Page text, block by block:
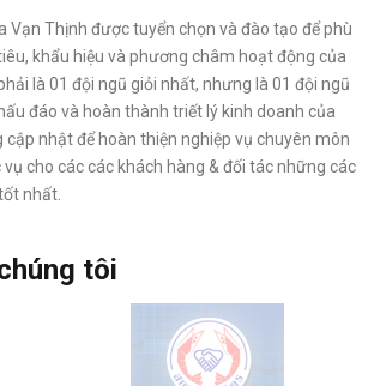
Vạn Thịnh được tuyển chọn và đào tạo để phù
khẩu hiệu và phương châm hoạt động của
là 01 đội ngũ giỏi nhất, nhưng là 01 đội ngũ
đáo và hoàn thành triết lý kinh doanh của
cập nhật để hoàn thiện nghiệp vụ chuyên môn
cho các các khách hàng & đối tác những các
nhất.
tôi